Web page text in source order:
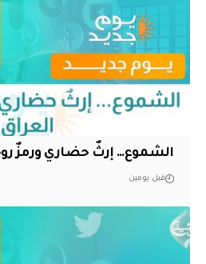
الشموع… إرثٌ حضاري ورمزٌ
قبل يومين